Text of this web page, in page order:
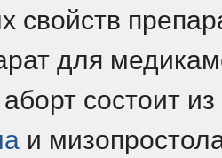
свойств
для
состоит
и